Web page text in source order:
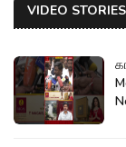
VIDEO STORIES